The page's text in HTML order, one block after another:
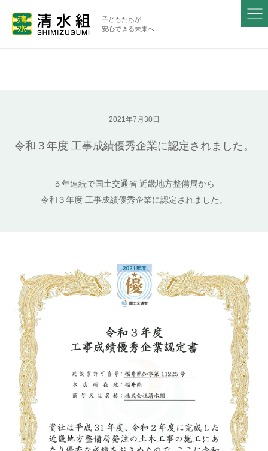
子どもたちが
安心できる未来へ
2021年7月30日
令和３年度 工事成績優秀企業に認定されました。
５年連続で国土交通省 近畿地方整備局から
令和３年度 工事成績優秀企業に認定されました。